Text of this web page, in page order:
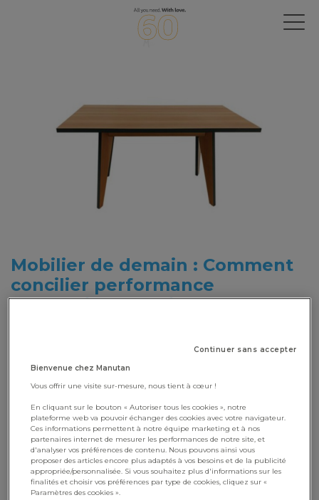
Mobilier de demain : Comment
concilier performance
économique, environnementale
Engagé en faveur d’un commerce plus
promouvoir l’économie circulaire auprès de
l’ensemble de son écosystème. C’est dans cette
dynamique que le leader européen du e-
commerce BtoB crée un bureau issu à 98 % du
réemploi, intitulé «Séléné». La conception de ce
Continuer sans accepter
Bienvenue chez Manutan
Vous offrir une visite sur-mesure, nous tient à cœur !
En cliquant sur le bouton « Autoriser tous les cookies », notre
plateforme web va pouvoir échanger des cookies avec votre navigateur.
Ces informations permettent à notre équipe marketing et à nos
partenaires internet de mesurer les performances de notre site, et
d'analyser vos préférences de contenu. Nous pouvons ainsi vous
proposer des articles encore plus adaptés à vos besoins et de la publicité
appropriée/personnalisée. Si vous souhaitez plus d'informations sur les
finalités et choisir vos préférences par type de cookies, cliquez sur «
Paramètres des cookies ».